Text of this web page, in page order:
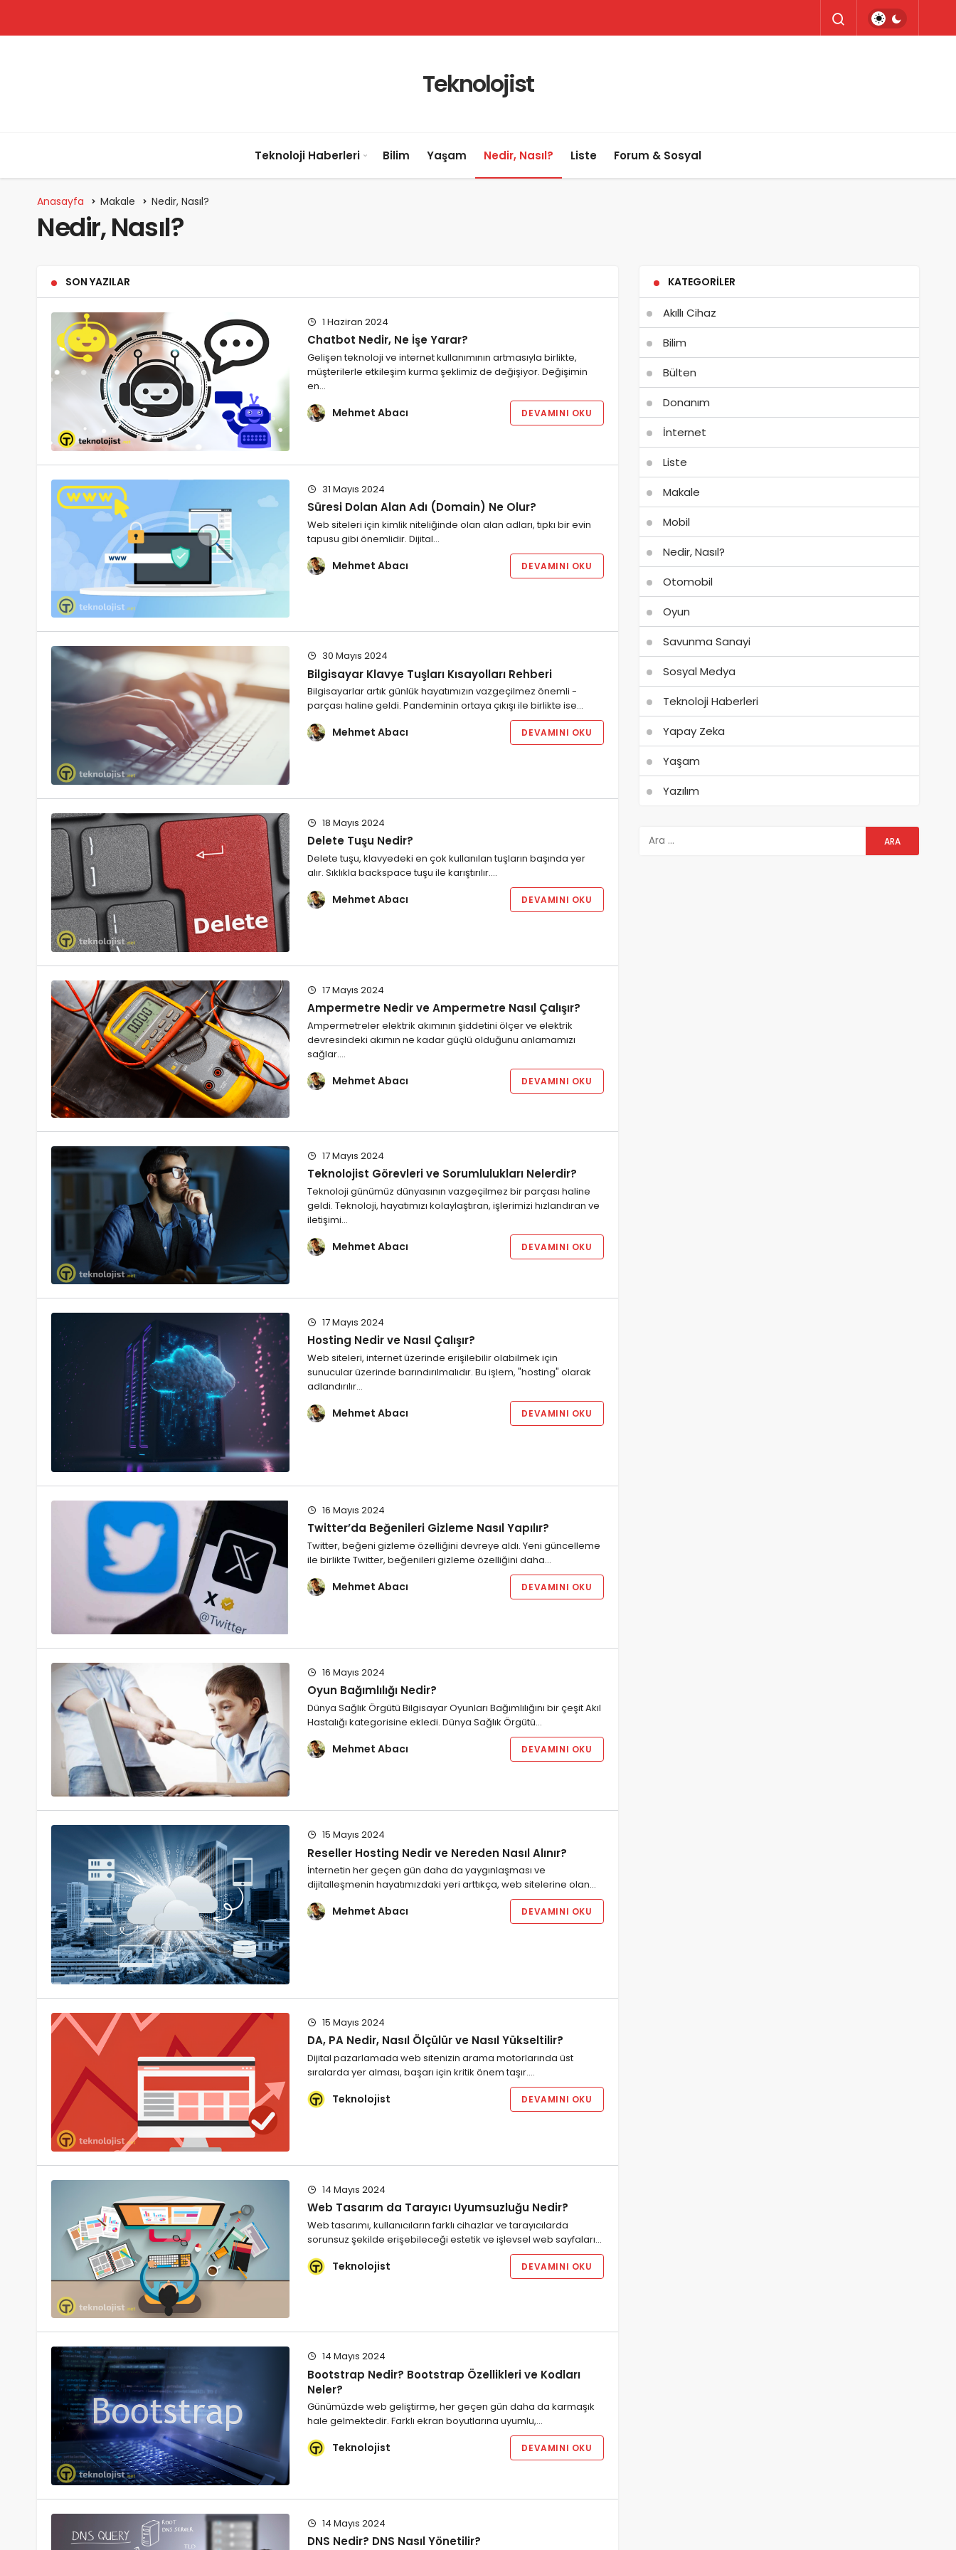
Teknolojist
Teknoloji Haberleri Bilim Yaşam Nedir, Nasıl? Liste Forum & Sosyal
Anasayfa Makale Nedir, Nasıl?
Nedir, Nasıl?
SON YAZILAR
1 Haziran 2024
Chatbot Nedir, Ne İşe Yarar?
Gelişen teknoloji ve internet kullanımının artmasıyla birlikte,
müşterilerle etkileşim kurma şeklimiz de değişiyor. Değişimin
en…
Mehmet Abacı DEVAMINI OKU
31 Mayıs 2024
Süresi Dolan Alan Adı (Domain) Ne Olur?
Web siteleri için kimlik niteliğinde olan alan adları, tıpkı bir evin
tapusu gibi önemlidir. Dijital…
Mehmet Abacı DEVAMINI OKU
30 Mayıs 2024
Bilgisayar Klavye Tuşları Kısayolları Rehberi
Bilgisayarlar artık günlük hayatımızın vazgeçilmez önemli -
parçası haline geldi. Pandeminin ortaya çıkışı ile birlikte ise…
Mehmet Abacı DEVAMINI OKU
18 Mayıs 2024
Delete Tuşu Nedir?
Delete tuşu, klavyedeki en çok kullanılan tuşların başında yer
alır. Sıklıkla backspace tuşu ile karıştırılır.…
Mehmet Abacı DEVAMINI OKU
17 Mayıs 2024
Ampermetre Nedir ve Ampermetre Nasıl Çalışır?
Ampermetreler elektrik akımının şiddetini ölçer ve elektrik
devresindeki akımın ne kadar güçlü olduğunu anlamamızı
sağlar.…
Mehmet Abacı DEVAMINI OKU
17 Mayıs 2024
Teknolojist Görevleri ve Sorumlulukları Nelerdir?
Teknoloji günümüz dünyasının vazgeçilmez bir parçası haline
geldi. Teknoloji, hayatımızı kolaylaştıran, işlerimizi hızlandıran ve
iletişimi…
Mehmet Abacı DEVAMINI OKU
17 Mayıs 2024
Hosting Nedir ve Nasıl Çalışır?
Web siteleri, internet üzerinde erişilebilir olabilmek için
sunucular üzerinde barındırılmalıdır. Bu işlem, "hosting" olarak
adlandırılır…
Mehmet Abacı DEVAMINI OKU
16 Mayıs 2024
Twitter’da Beğenileri Gizleme Nasıl Yapılır?
Twitter, beğeni gizleme özelliğini devreye aldı. Yeni güncelleme
ile birlikte Twitter, beğenileri gizleme özelliğini daha…
Mehmet Abacı DEVAMINI OKU
16 Mayıs 2024
Oyun Bağımlılığı Nedir?
Dünya Sağlık Örgütü Bilgisayar Oyunları Bağımlılığını bir çeşit Akıl
Hastalığı kategorisine ekledi. Dünya Sağlık Örgütü…
Mehmet Abacı DEVAMINI OKU
15 Mayıs 2024
Reseller Hosting Nedir ve Nereden Nasıl Alınır?
İnternetin her geçen gün daha da yaygınlaşması ve
dijitalleşmenin hayatımızdaki yeri arttıkça, web sitelerine olan…
Mehmet Abacı DEVAMINI OKU
15 Mayıs 2024
DA, PA Nedir, Nasıl Ölçülür ve Nasıl Yükseltilir?
Dijital pazarlamada web sitenizin arama motorlarında üst
sıralarda yer alması, başarı için kritik önem taşır.…
Teknolojist DEVAMINI OKU
14 Mayıs 2024
Web Tasarım da Tarayıcı Uyumsuzluğu Nedir?
Web tasarımı, kullanıcıların farklı cihazlar ve tarayıcılarda
sorunsuz şekilde erişebileceği estetik ve işlevsel web sayfaları…
Teknolojist DEVAMINI OKU
14 Mayıs 2024
Bootstrap Nedir? Bootstrap Özellikleri ve Kodları
Neler?
Günümüzde web geliştirme, her geçen gün daha da karmaşık
hale gelmektedir. Farklı ekran boyutlarına uyumlu,…
Teknolojist DEVAMINI OKU
14 Mayıs 2024
DNS Nedir? DNS Nasıl Yönetilir?
KATEGORILER
Akıllı Cihaz
Bilim
Bülten
Donanım
İnternet
Liste
Makale
Mobil
Nedir, Nasıl?
Otomobil
Oyun
Savunma Sanayi
Sosyal Medya
Teknoloji Haberleri
Yapay Zeka
Yaşam
Yazılım